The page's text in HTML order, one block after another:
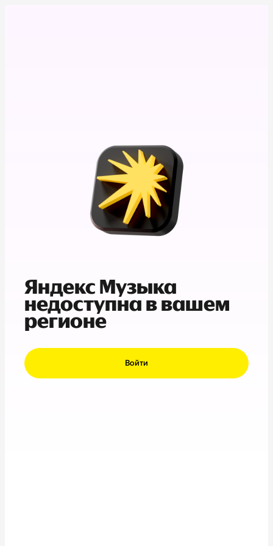
Яндекс Музыка
недоступна в вашем
регионе
Войти